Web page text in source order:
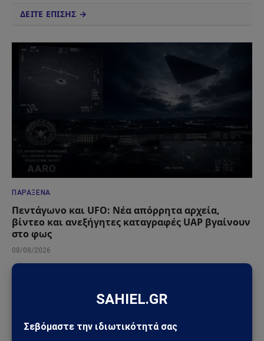
ΔΕΙΤΕ ΕΠΙΣΗΣ →
ΠΑΡΆΞΕΝΑ
Πεντάγωνο και UFO: Νέα απόρρητα αρχεία,
βίντεο και ανεξήγητες καταγραφές UAP βγαίνουν
στο φως
08/08/2026